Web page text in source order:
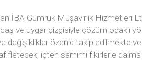
İBA Gümrük Müşavirlik Hizmetleri
ve uygar çizgisiyle çözüm odaklı
değişiklikler özenle takip edilmekte
içten samimi fikirlerle daima